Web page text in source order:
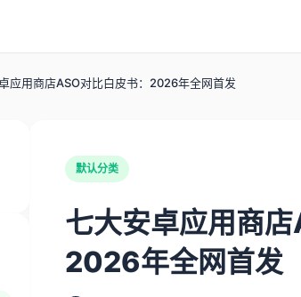
应用商店ASO对比白皮书：2026年全网首发
默认分类
七大安卓应用商店
2026年全网首发